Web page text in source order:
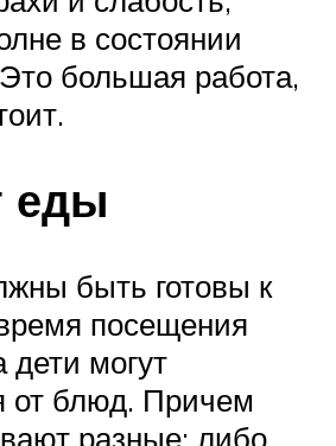
в состоянии
большая работа,
еды
быть готовы к
посещения
дети могут
от блюд. Причем
разные: либо